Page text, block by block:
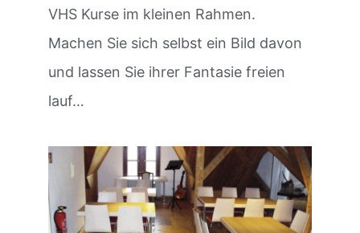
VHS Kurse im kleinen Rahmen.
Machen Sie sich selbst ein Bild davon
und lassen Sie ihrer Fantasie freien
lauf…